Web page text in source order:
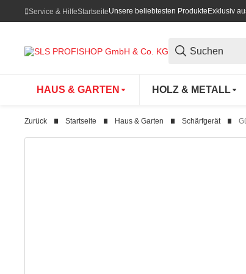
Service & HilfeStartseiteUnsere beliebtesten Produkte Exklusiv
HAUS & GARTEN HOLZ & METALL
Zurück Startseite Haus & Garten Schärfgerät